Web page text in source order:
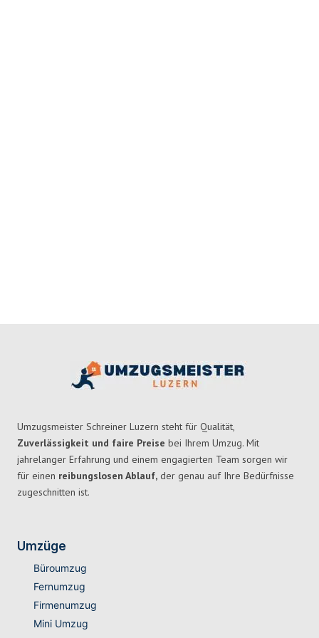
Umzugsmeister Schreiner Luzern steht für Qualität,
Zuverlässigkeit und faire Preise bei Ihrem Umzug. Mit
jahrelanger Erfahrung und einem engagierten Team sorgen wir
für einen reibungslosen Ablauf, der genau auf Ihre Bedürfnisse
zugeschnitten ist.
Umzüge
Büroumzug
Fernumzug
Firmenumzug
Mini Umzug